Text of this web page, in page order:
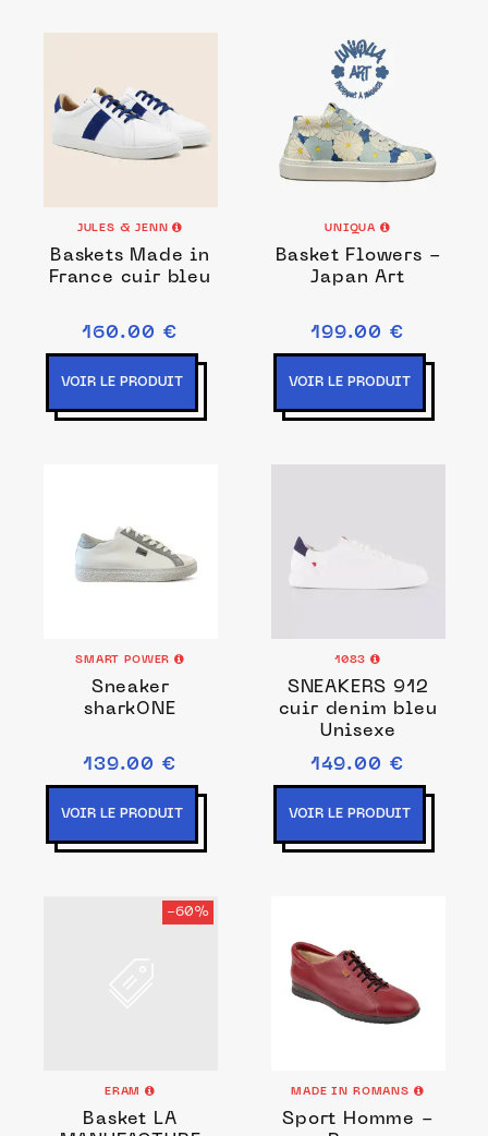
JULES & JENN
Baskets Made in
France cuir bleu
160.00 €
VOIR LE PRODUIT
UNIQUA
Basket Flowers -
Japan Art
199.00 €
VOIR LE PRODUIT
SMART POWER
Sneaker
sharkONE
139.00 €
VOIR LE PRODUIT
1083
SNEAKERS 912
cuir denim bleu
Unisexe
149.00 €
VOIR LE PRODUIT
-60%
ERAM
Basket LA
MADE IN ROMANS
Sport Homme -